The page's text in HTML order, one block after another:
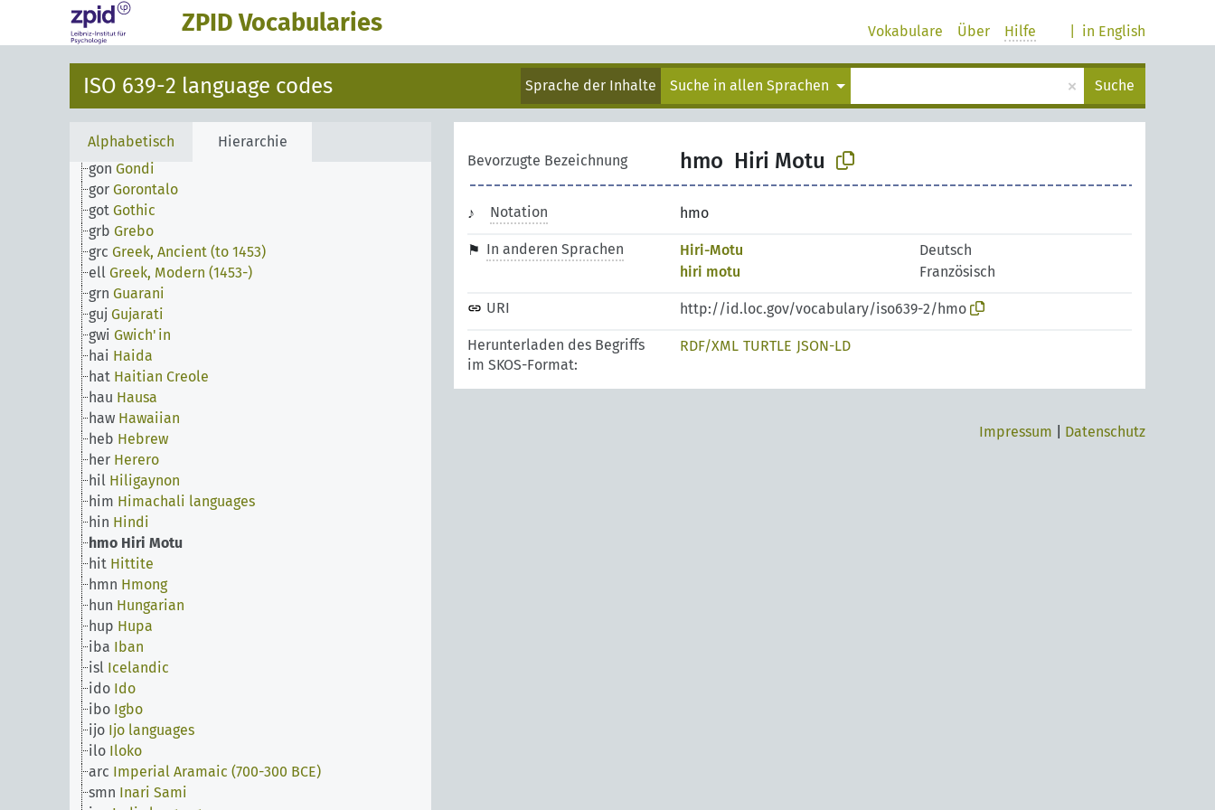
ZPID Vocabularies in English
Vokabulare Über Hilfe
ISO 639-2 language codes Sprache der Inhalte Suche in allen Sprachen × Suche
Alphabetisch Hierarchie
gez Geez
kat Georgian
deu German
gmh German, Middle High (ca.1050-1500)
goh German, Old High (ca.750-1050)
Germanic languages
gil Gilbertese
gon Gondi
gor Gorontalo
got Gothic
grb Grebo
grc Greek, Ancient (to 1453)
ell Greek, Modern (1453-)
grn Guarani
guj Gujarati
gwi Gwich'in
hai Haida
hat Haitian Creole
hau Hausa
haw Hawaiian
heb Hebrew
her Herero
hil Hiligaynon
him Himachali languages
hin Hindi
hmo Hiri Motu
hit Hittite
hmn Hmong
hun Hungarian
hup Hupa
iba Iban
isl Icelandic
ido Ido
ibo Igbo
ijo Ijo languages
ilo Iloko
arc Imperial Aramaic (700-300 BCE)
smn Inari Sami
Bevorzugte Bezeichnung hmo Hiri Motu
Notation hmo
In anderen Sprachen Hiri-Motu
Deutsch
hiri motu
Französisch
URI http://id.loc.gov/vocabulary/iso639-2/hmo
Herunterladen des Begriffs
im SKOS-Format:
RDF/XML TURTLE JSON-LD
Impressum Datenschutz